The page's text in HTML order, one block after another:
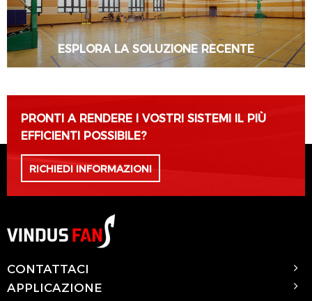
ESPLORA LA SOLUZIONE RECENTE
SAPERNE DI PIÙ
PRONTI A RENDERE I VOSTRI SISTEMI IL PIÙ
EFFICIENTI POSSIBILE?
RICHIEDI INFORMAZIONI
CONTATTACI
APPLICAZIONE